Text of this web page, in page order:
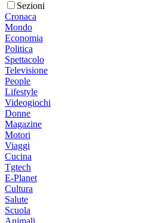
Sezioni
Cronaca
Mondo
Economia
Politica
Spettacolo
Televisione
People
Lifestyle
Videogiochi
Donne
Magazine
Motori
Viaggi
Cucina
Tgtech
E-Planet
Cultura
Salute
Scuola